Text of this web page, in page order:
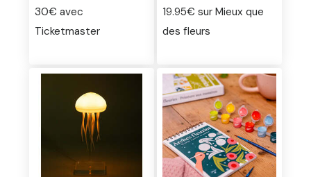
30€ avec
Ticketmaster
19.95€ sur Mieux que
des fleurs